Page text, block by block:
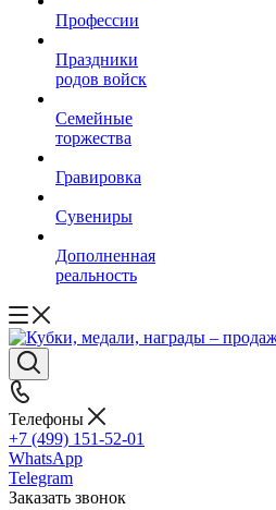
Профессии
Праздники
родов войск
Семейные
торжества
Гравировка
Сувениры
Дополненная
реальность
Телефоны
+7 (499) 151-52-01
WhatsApp
Telegram
Заказать звонок